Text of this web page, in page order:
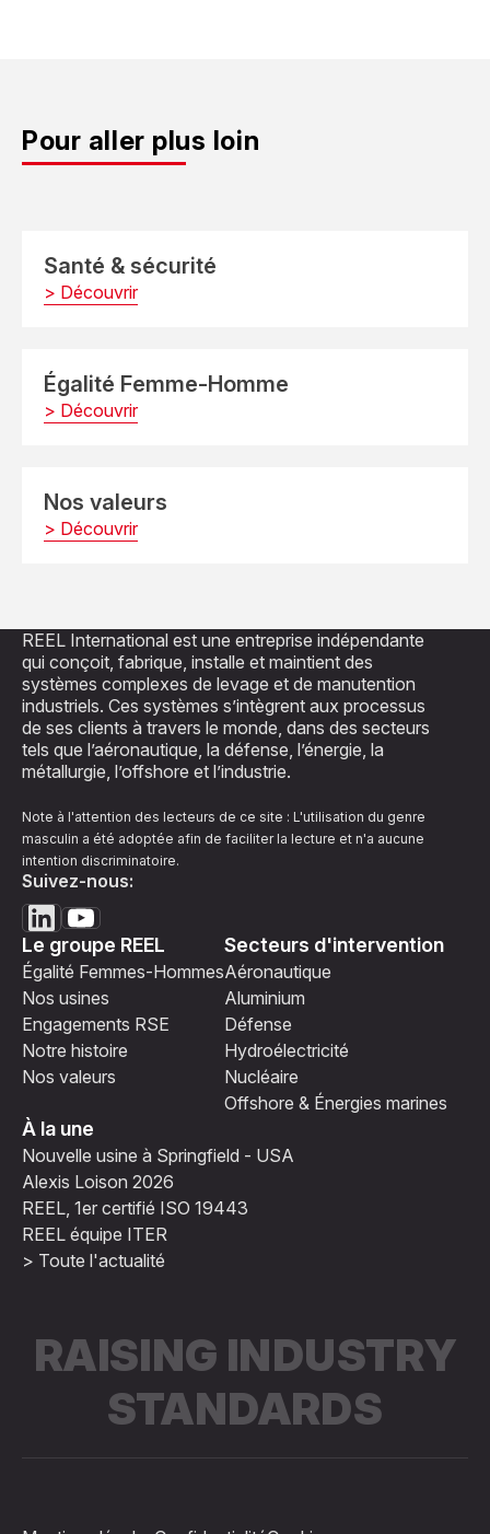
Pour aller plus loin
Santé & sécurité
> Découvrir
Égalité Femme-Homme
> Découvrir
Nos valeurs
> Découvrir
REEL International est une entreprise indépendante
qui conçoit, fabrique, installe et maintient des
systèmes complexes de levage et de manutention
industriels. Ces systèmes s’intègrent aux processus
de ses clients à travers le monde, dans des secteurs
tels que l’aéronautique, la défense, l’énergie, la
métallurgie, l’offshore et l’industrie.
Note à l'attention des lecteurs de ce site : L'utilisation du genre
masculin a été adoptée afin de faciliter la lecture et n'a aucune
intention discriminatoire.
Suivez-nous:
Le groupe REEL
Égalité Femmes-Hommes
Nos usines
Engagements RSE
Notre histoire
Nos valeurs
Secteurs d'intervention
Aéronautique
Aluminium
Défense
Hydroélectricité
Nucléaire
Offshore & Énergies marines
À la une
Nouvelle usine à Springfield - USA
Alexis Loison 2026
REEL, 1er certifié ISO 19443
REEL équipe ITER
> Toute l'actualité
RAISING INDUSTRY
STANDARDS